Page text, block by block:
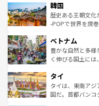
ワイを、存分に味わってほしい
はコンテンツ一覧
いる。アクティビ
ビング、ハイキン
い。オーストラリ
参照してほしい。
ン）、静ひつな山
と山間の静けさ
驚きをもたらして
容にもいいと評判
が味わ
照してほしい。
韓国
歴史ある王朝文
-POPで世界を席
き、地方に足を延
できる。そして
まで、さまざま
リティに包まれな
覧を参照してほし
ベトナム
豊かな自然と多
く伸びる国土に
急速な発展と共に
ーチミン市のフラ
醸し出している。
タイ
タイは、東南アジ
国だ。首都バンコ